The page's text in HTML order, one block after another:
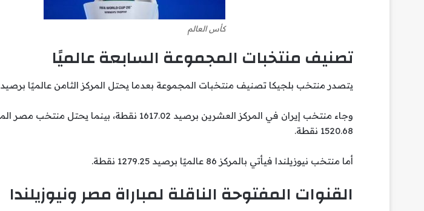
كأس العالم
تصنيف منتخبات المجموعة السابعة عالميًا
يتصدر منتخب بلجيكا تصنيف منتخبات المجموعة بعدما يحتل المركز الثامن عالميًا برصيد 1730.71 نقطة.
1520.68 نقطة.
أما منتخب نيوزيلندا فيأتي بالمركز 86 عالميًا برصيد 1279.25 نقطة.
القنوات المفتوحة الناقلة لمباراة مصر ونيوزيلندا